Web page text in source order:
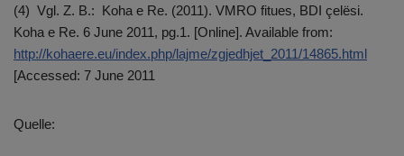
(4) Vgl. Z. B.: Koha e Re. (2011). VMRO fitues, BDI çelësi.
Koha e Re. 6 June 2011, pg.1. [Online]. Available from:
http://kohaere.eu/index.php/lajme/zgjedhjet_2011/14865.html
[Accessed: 7 June 2011
Quelle: